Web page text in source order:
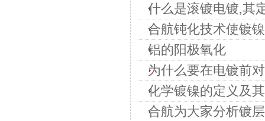
什么是滚镀电镀,其
合航钝化技术使镀
铝的阳极氧化
为什么要在电镀前
化学镀镍的定义及
合航为大家分析镀